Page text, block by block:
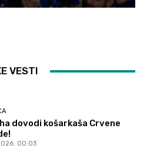
VESTI
dovodi košarkaša Crvene
00:03